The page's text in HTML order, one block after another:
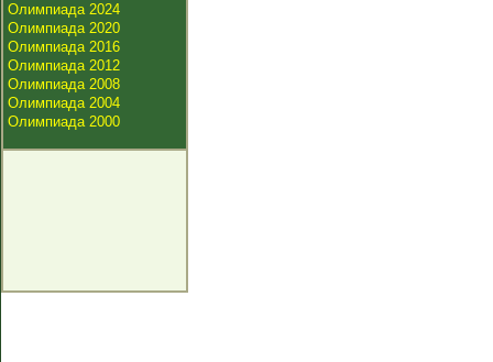
Олимпиада 2024
Олимпиада 2020
Олимпиада 2016
Олимпиада 2012
Олимпиада 2008
Олимпиада 2004
Олимпиада 2000